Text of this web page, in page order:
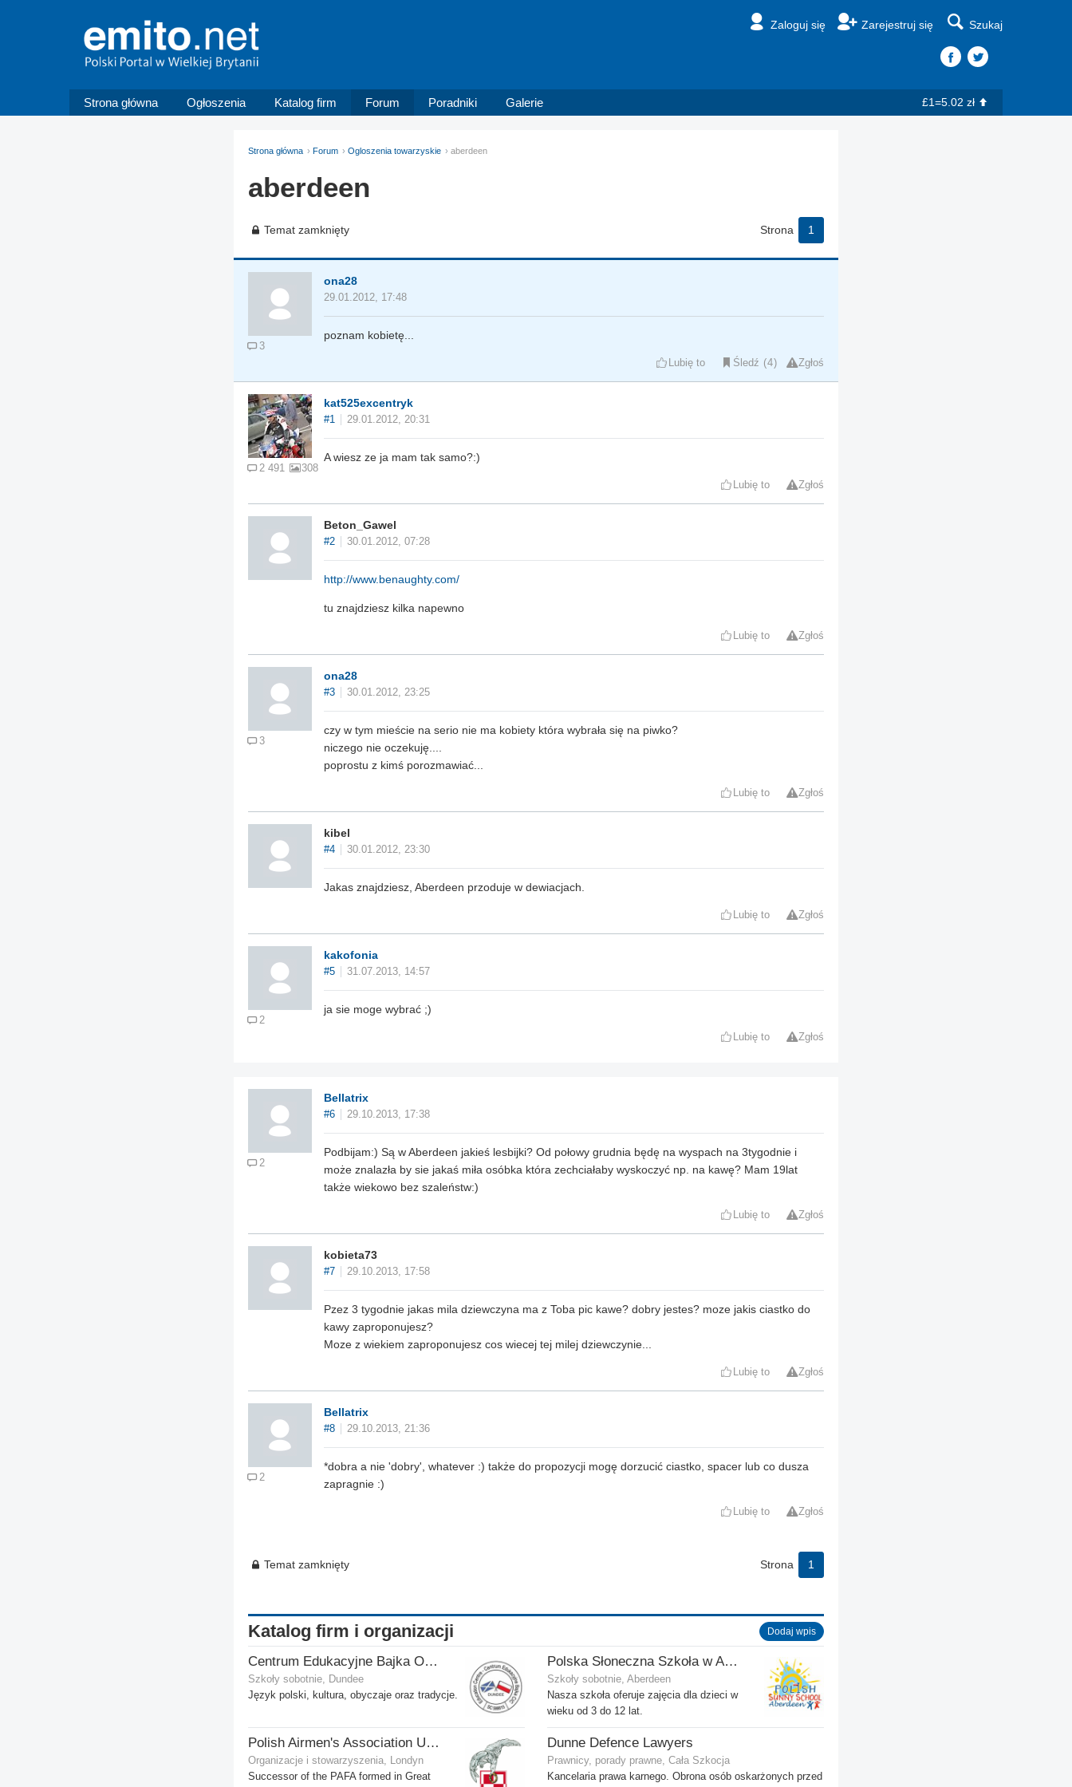
Zaloguj się Zarejestruj się Szukaj
Strona główna Ogłoszenia Katalog firm Forum Poradniki Galerie £1=5.02 zł
Strona główna Forum Ogloszenia towarzyskie aberdeen
aberdeen
Temat zamknięty Strona 1
3
ona28
29.01.2012, 17:48
poznam kobietę...
Lubię to Śledź 4 Zgłoś
2 491 308
kat525excentryk
#1 29.01.2012, 20:31
A wiesz ze ja mam tak samo?:)
Lubię to Zgłoś
Beton_Gawel
#2 30.01.2012, 07:28
http://www.benaughty.com/
tu znajdziesz kilka napewno
Lubię to Zgłoś
3
ona28
#3 30.01.2012, 23:25
czy w tym mieście na serio nie ma kobiety która wybrała się na piwko?
niczego nie oczekuję....
poprostu z kimś porozmawiać...
Lubię to Zgłoś
kibel
#4 30.01.2012, 23:30
Jakas znajdziesz, Aberdeen przoduje w dewiacjach.
Lubię to Zgłoś
2
kakofonia
#5 31.07.2013, 14:57
ja sie moge wybrać ;)
Lubię to Zgłoś
2
Bellatrix
#6 29.10.2013, 17:38
Podbijam:) Są w Aberdeen jakieś lesbijki? Od połowy grudnia będę na wyspach na 3tygodnie i
może znalazła by sie jakaś miła osóbka która zechciałaby wyskoczyć np. na kawę? Mam 19lat
także wiekowo bez szaleństw:)
Lubię to Zgłoś
kobieta73
#7 29.10.2013, 17:58
Pzez 3 tygodnie jakas mila dziewczyna ma z Toba pic kawe? dobry jestes? moze jakis ciastko do
kawy zaproponujesz?
Moze z wiekiem zaproponujesz cos wiecej tej milej dziewczynie...
Lubię to Zgłoś
2
Bellatrix
#8 29.10.2013, 21:36
*dobra a nie 'dobry', whatever :) także do propozycji mogę dorzucić ciastko, spacer lub co dusza
zapragnie :)
Lubię to Zgłoś
Temat zamknięty Strona 1
Katalog firm i organizacji Dodaj wpis
Centrum Edukacyjne Bajka Oddział w Dundee
Szkoły sobotnie, Dundee
Język polski, kultura, obyczaje oraz tradycje.
Polska Słoneczna Szkoła w Aberdeen
Szkoły sobotnie, Aberdeen
Nasza szkoła oferuje zajęcia dla dzieci w
wieku od 3 do 12 lat.
Polish Airmen's Association UK - Związek Lotników Polskich WB
Organizacje i stowarzyszenia, Londyn
Successor of the PAFA formed in Great
Dunne Defence Lawyers
Prawnicy, porady prawne, Cała Szkocja
Kancelaria prawa karnego. Obrona osób oskarżonych przed